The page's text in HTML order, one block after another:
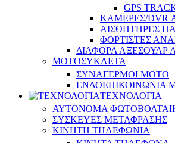
GPS
ΚΑΜΕΡΕΣ/DVR
ΑΙΣΘΗΤΗΡΕΣ
ΦΟΡΤΙΣΤΕΣ
ΔΙΑΦΟΡΑ ΑΞΕΣΟΥΑΡ
ΜΟΤΟΣΥΚΛΕΤΑ
ΣΥΝΑΓΕΡΜΟΙ ΜΟΤΟ
ΕΝΔΟΕΠΙΚΟΙΝΩΝΙΑ
ΤΕΧΝΟΛΟΓΙΑ
ΑΥΤΟΝΟΜΑ
ΣΥΣΚΕΥΕΣ ΜΕΤΑΦΡΑΣΗΣ
ΚΙΝΗΤΗ ΤΗΛΕΦΩΝΙΑ